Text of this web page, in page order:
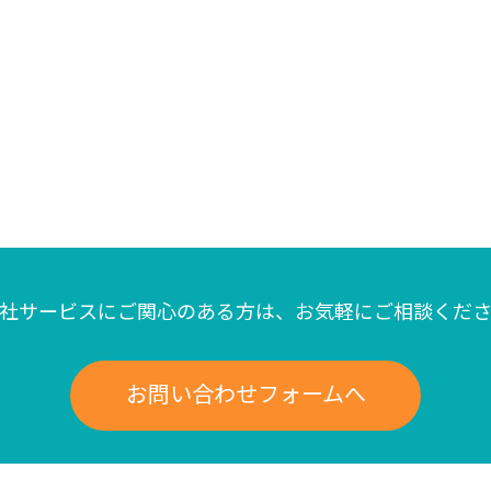
サービスにご関心のある方は、 お気軽にご相談くだ
お問い合わせフォームへ